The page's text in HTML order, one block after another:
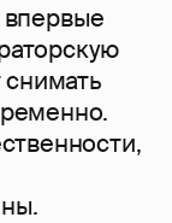
снимать